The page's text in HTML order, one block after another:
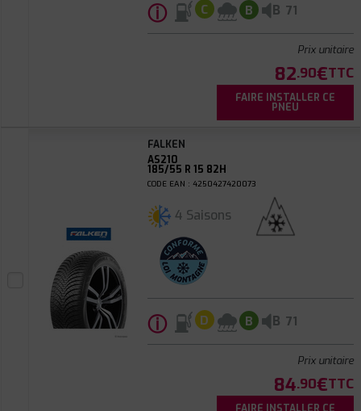
ⓘ C B B 71
Prix unitaire
82.90€TTC
FAIRE INSTALLER CE
PNEU
FALKEN
AS210
185/55 R 15 82H
CODE EAN : 4250427420073
4 Saisons
ⓘ D B B 71
Prix unitaire
84.90€TTC